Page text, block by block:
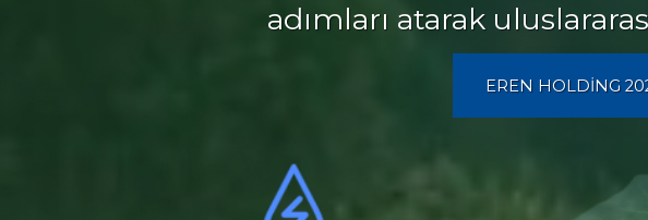
adımları atarak
EREN HOLDİNG